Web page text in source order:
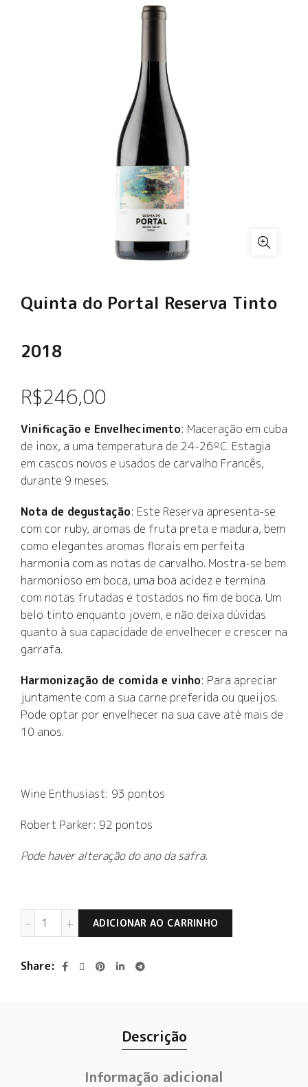
Quinta do Portal Reserva Tinto
2018
R$246,00
Vinificação e Envelhecimento: Maceração em cuba
de inox, a uma temperatura de 24-26ºC. Estagia
em cascos novos e usados de carvalho Francês,
durante 9 meses.
Nota de degustação: Este Reserva apresenta‑se
com cor ruby, aromas de fruta preta e madura, bem
como elegantes aromas florais em perfeita
harmonia com as notas de carvalho. Mostra‑se bem
harmonioso em boca, uma boa acidez e termina
com notas frutadas e tostados no fim de boca. Um
belo tinto enquanto jovem, e não deixa dúvidas
quanto à sua capacidade de envelhecer e crescer na
garrafa.
Harmonização de comida e vinho: Para apreciar
juntamente com a sua carne preferida ou queijos.
Pode optar por envelhecer na sua cave até mais de
10 anos.
Wine Enthusiast: 93 pontos
Robert Parker: 92 pontos
Pode haver alteração do ano da safra.
Quinta do Portal Reserva Tinto 2018 quantidade
ADICIONAR AO CARRINHO
Share
Descrição
Informação adicional